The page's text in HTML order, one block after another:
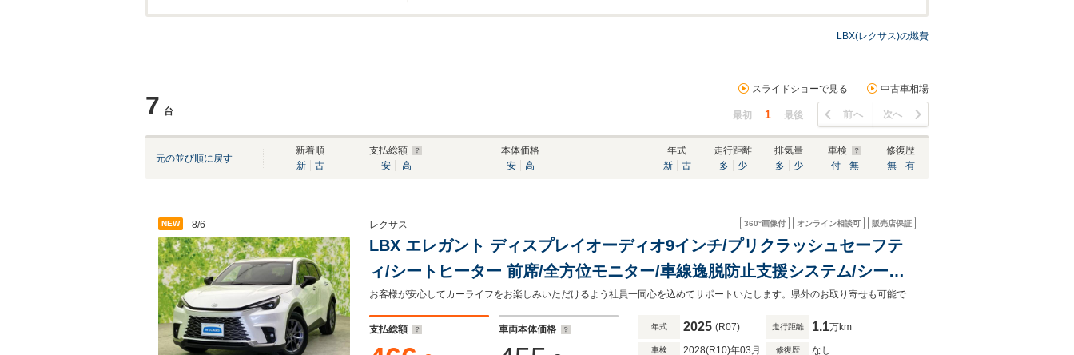
LBX(レクサス)の燃費
7 台
スライドショーで見る 中古車相場
最初 1 最後 前へ 次へ
元の並び順に戻す
新着順
新
古
支払総額
安
高
本体価格
安
高
年式
新
古
走行距離
多
少
排気量
多
少
車検
付
無
修復歴
無
有
NEW 8/6 360°画像付 オンライン相談可 販売店保証
レクサス
LBX エレガント ディスプレイオーディオ9インチ/プリクラッシュセーフテ
ィ/シートヒーター 前席/全方位モニター/車線逸脱防止支援システム/シート
合皮/電動バックドア/ドライブレコーダー 前後
お客様が安心してカーライフをお楽しみいただけるよう社員一同心を込めてサポートいたします。県外のお取り寄せも可能です！是非お気軽にご相談ください。
支払総額 車両本体価格 年式 2025 (R07) 走行距離 1.1万km
車検 2028(R10)年03月 修復歴 なし